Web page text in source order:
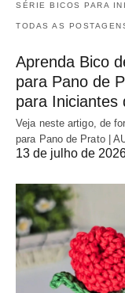
SÉRIE BICOS PARA
TODAS AS
Aprenda Bico
para Pano de
para Iniciantes
Veja neste artigo, de
para Pano de Prato |
13 de julho de